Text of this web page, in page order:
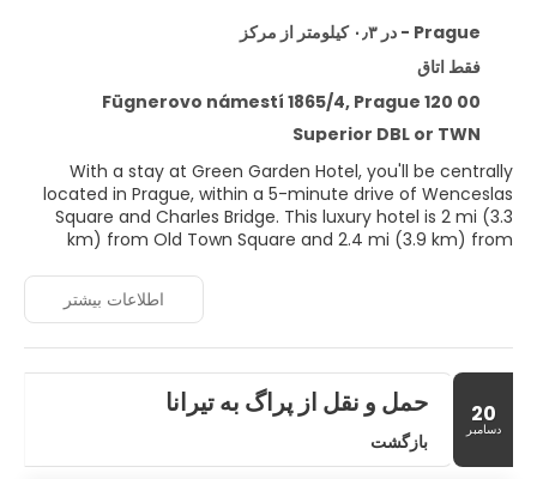
Prague - در ۰٫۳ کیلومتر از مرکز
فقط اتاق
Fügnerovo námestí 1865/4, Prague 120 00
Superior DBL or TWN
With a stay at Green Garden Hotel, you'll be centrally
located in Prague, within a 5-minute drive of Wenceslas
Square and Charles Bridge. This luxury hotel is 2 mi (3.3
km) from Old Town Square and 2.4 mi (3.9 km) from
Pamper yourself with a visit to the spa, which offers
massages. If you're looking for recreational opportunities,
you'll find a steam room and bicycles to rent. Additional
amenities at this hotel include complimentary wireless
internet access, concierge services, and gift
shops/newsstands.
Stay in one of 60 guestrooms featuring LED televisions.
اطلاعات بیشتر
20
دسامبر
حمل و نقل از پراگ به تیرانا
بازگشت